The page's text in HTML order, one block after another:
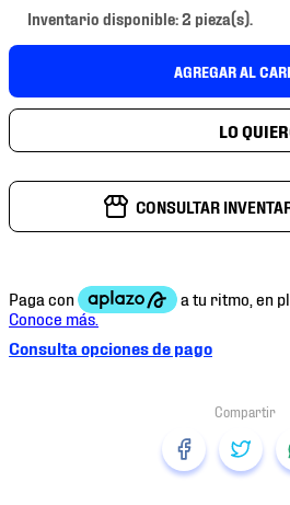
Inventario disponible: 2 pieza(s).
AGREGAR AL
CONSULTAR
Consulta opciones de pago
7.
chivas
8.
mochilas